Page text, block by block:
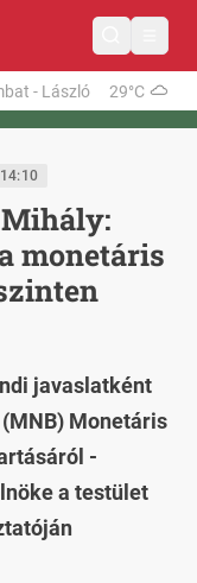
- László 29°C
monetáris
javaslatként
Monetáris
-
a testület